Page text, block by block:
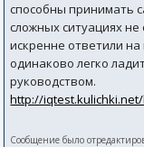
способны принимать
сложных ситуациях не
искренне ответили
одинаково легко
руководством.
http://
Сообщение было